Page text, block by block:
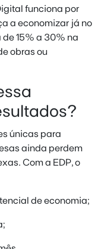
funciona por
a economizar já no
15% a 30% na
obras ou
únicas para
ainda perdem
Com a EDP, o
de economia;